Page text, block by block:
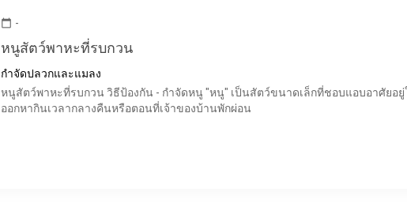
calendar_today -
หนูสัตว์พาหะที่รบกวน
กำจัดปลวกและแมลง
หนูสัตว์พาหะที่รบกวน วิธีป้องกัน - กำจัดหนู "หนู" เป็นสัตว์ขนาดเล็กที่ชอบแอบอาศัยอยู่
ออกหากินเวลากลางคืนหรือตอนที่เจ้าของบ้านพักผ่อน